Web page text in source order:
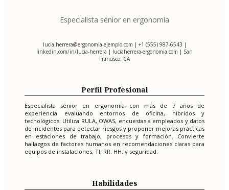
Especialista sénior en ergonomía
lucia.herrera@ergonomia-ejemplo.com | +1 (555) 987-6543 |
linkedin.com/in/lucia-herrera | luciaherrera-ergonomia.com | San
Francisco, CA
Perfil Profesional
Especialista sénior en ergonomía con más de 7 años de
experiencia evaluando entornos de oficina, híbridos y
tecnológicos. Utiliza RULA, OWAS, encuestas a empleados y datos
de incidentes para detectar riesgos y proponer mejoras prácticas
en estaciones de trabajo, procesos y formación. Convierte
hallazgos de factores humanos en recomendaciones claras para
equipos de instalaciones, TI, RR. HH. y seguridad.
Habilidades